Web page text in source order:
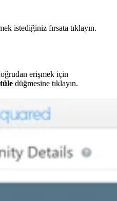
istediğiniz fırsata tıklayın.
erişmek için
düğmesine tıklayın.